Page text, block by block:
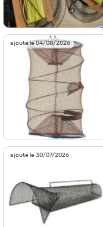
ajouté le 04/08/2026
ajouté le 30/07/2026